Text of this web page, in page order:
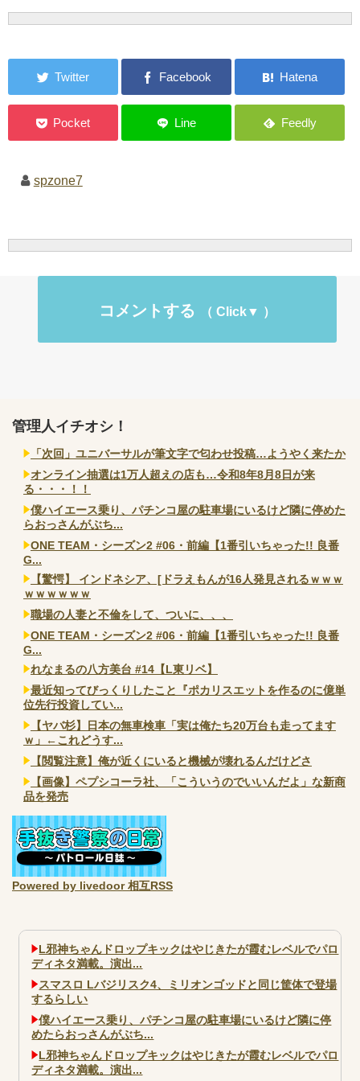
spzone7
コメントする
管理人イチオシ！
「次回」ユニバーサルが筆文字で匂わせ投稿…ようやく来たか
オンライン抽選は1万人超えの店も…令和8年8月8日が来
る・・・！！
僕ハイエース乗り、パチンコ屋の駐車場にいるけど隣に停めた
らおっさんがぶち...
ONE TEAM・シーズン2 #06・前編【1番引いちゃった!! 良番
G...
【驚愕】 インドネシア、[ドラえもんが16人発見されるｗｗｗ
ｗｗｗｗｗｗ
職場の人妻と不倫をして、ついに、、、
ONE TEAM・シーズン2 #06・前編【1番引いちゃった!! 良番
G...
れなまるの八方美台 #14【L東リベ】
最近知ってびっくりしたこと『ポカリスエットを作るのに億単
位先行投資してい...
【ヤバ杉】日本の無車検車「実は俺たち20万台も走ってます
ｗ」←これどうす...
【閲覧注意】俺が近くにいると機械が壊れるんだけどさ
【画像】ペプシコーラ社、「こういうのでいいんだよ」な新商
品を発売
Powered by livedoor 相互RSS
L邪神ちゃんドロップキックはやじきたが霞むレベルでパロ
ディネタ満載。演出...
スマスロ Lバジリスク4、ミリオンゴッドと同じ筐体で登場
するらしい
僕ハイエース乗り、パチンコ屋の駐車場にいるけど隣に停
めたらおっさんがぶち...
L邪神ちゃんドロップキックはやじきたが霞むレベルでパロ
ディネタ満載。演出...